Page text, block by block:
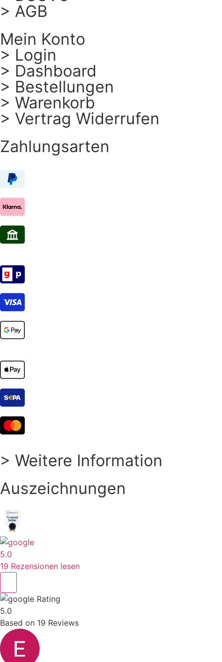
> AGB
Mein Konto
> Login
> Dashboard
> Bestellungen
> Warenkorb
> Vertrag Widerrufen
Zahlungsarten
> Weitere Information
Auszeichnungen
5.0
19 Rezensionen lesen
Rating
5.0
Based on 19 Reviews